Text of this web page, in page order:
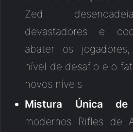
Zed
devastadores e
abater os
nível de desafio e o
novos níveis
Mistura Única de
modernos Rifles de